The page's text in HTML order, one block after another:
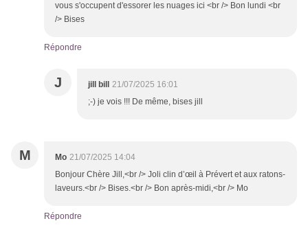
vous s'occupent d'essorer les nuages ici <br /> Bon lundi <br
/> Bises
Répondre
J jill bill
21/07/2025 16:01
;-) je vois !!! De même, bises jill
M Mo 21/07/2025 14:04
Bonjour Chère Jill,<br /> Joli clin d’œil à Prévert et aux ratons-
laveurs.<br /> Bises.<br /> Bon après-midi,<br /> Mo
Répondre